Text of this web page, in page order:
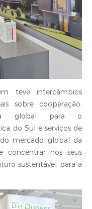
teve intercâmbios
sobre cooperação,
global para o
do Sul e serviços de
mercado global da
concentrar nos seus
sustentável para a